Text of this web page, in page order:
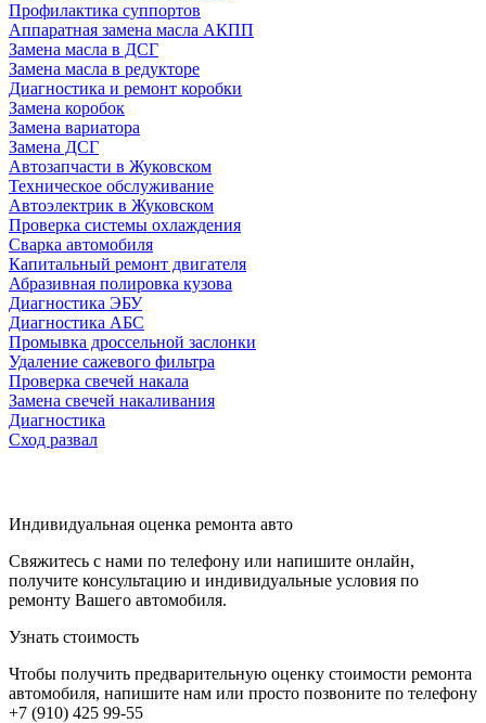
Профилактика суппортов
Аппаратная замена масла АКПП
Замена масла в ДСГ
Замена масла в редукторе
Диагностика и ремонт коробки
Замена коробок
Замена вариатора
Замена ДСГ
Автозапчасти в Жуковском
Техническое обслуживание
Автоэлектрик в Жуковском
Проверка системы охлаждения
Сварка автомобиля
Капитальный ремонт двигателя
Абразивная полировка кузова
Диагностика ЭБУ
Диагностика АБС
Промывка дроссельной заслонки
Удаление сажевого фильтра
Проверка свечей накала
Замена свечей накаливания
Диагностика
Сход развал
Индивидуальная оценка ремонта авто
Свяжитесь с нами по телефону или напишите онлайн,
получите консультацию и индивидуальные условия по
ремонту Вашего автомобиля.
Узнать стоимость
Чтобы получить предварительную оценку стоимости ремонта
автомобиля, напишите нам или просто позвоните по телефону
+7 (910) 425 99-55